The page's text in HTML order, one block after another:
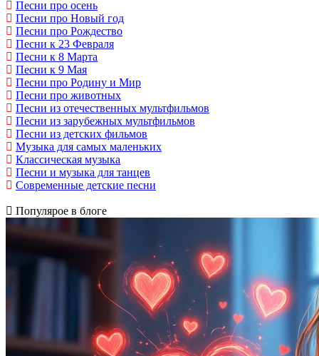
Песни про осень
Песни про Новый год
Песни про Рождество
Песни к 23 Февраля
Песни к 8 Марта
Песни к 9 Мая
Песни про Родину и Мир
Песни про животных
Песни из отечественных мультфильмов
Песни из зарубежных мультфильмов
Песни из детских фильмов
Музыка для самых маленьких
Классическая музыка
Песни и музыка для танцев
Современные детские песни
Популярое в блоге